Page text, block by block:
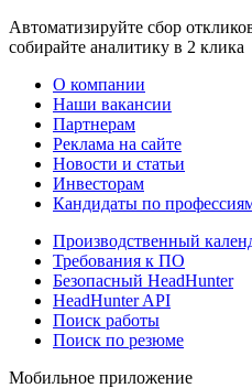
Автоматизируйте сбор
собирайте аналитику в 2 клика
О компании
Наши вакансии
Партнерам
Реклама на сайте
Новости и статьи
Инвесторам
Кандидаты по
Производственный
Требования к ПО
Безопасный HeadHunter
HeadHunter API
Поиск работы
Поиск по резюме
Мобильное приложение